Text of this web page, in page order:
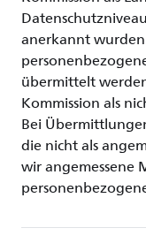
anerkannt
übermittelt
Kommission als
Bei
die nicht als
wir angemessene